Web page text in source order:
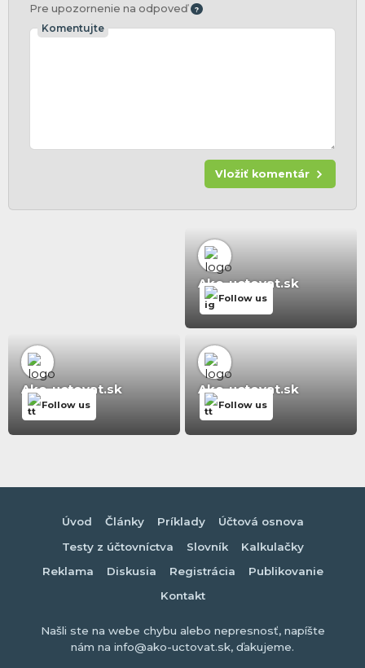
Pre upozornenie na odpoveď
Komentujte
Vložiť komentár
Ako-uctovat.sk
Follow us
Ako-uctovat.sk
Follow us
Ako-uctovat.sk
Follow us
Úvod Články Príklady
Účtová osnova
Testy z účtovníctva
Slovník
Kalkulačky
Reklama
Diskusia Registrácia
Publikovanie
Kontakt
Našli ste na webe chybu alebo nepresnosť, napíšte
nám na info@ako-uctovat.sk, ďakujeme.